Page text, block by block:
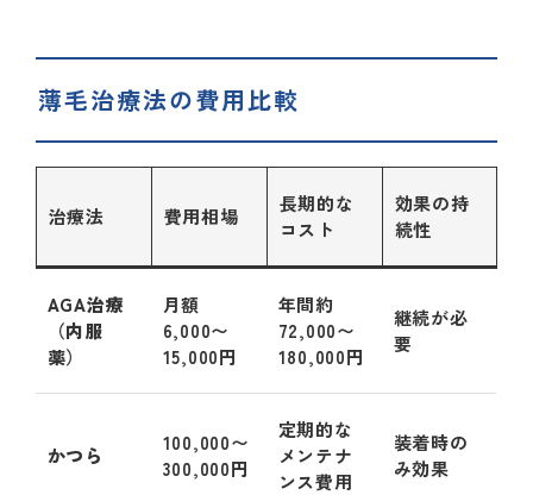
薄毛治療法の費用比較
治療法 費用相場
長期的な
コスト
効果の持
続性
AGA治療
（内服
薬）
月額
6,000〜
15,000円
年間約
72,000〜
180,000円
継続が必
要
かつら
100,000〜
300,000円
定期的な
メンテナ
ンス費用
装着時の
み効果